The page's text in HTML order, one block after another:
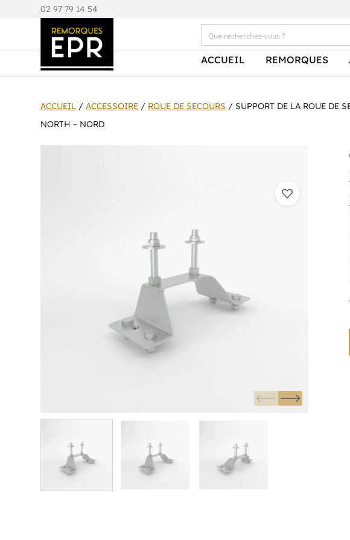
02 97 79 14 54
ACCUEIL REMORQUES
ACCUEIL /ACCESSOIRE / ROUE DE SECOURS / SUPPORT DE LA ROUE DE
NORTH – NORD